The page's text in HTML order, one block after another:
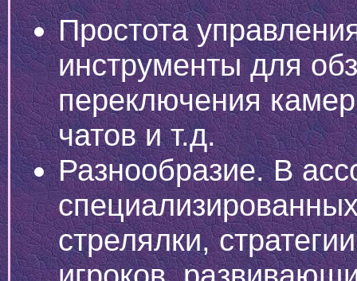
Простота
инструменты для
переключения
чатов и т.д.
Разнообразие. В
стрелялки,